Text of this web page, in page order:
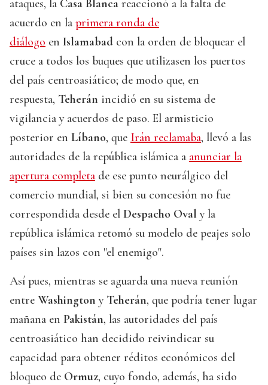
ataques, la Casa Blanca reaccionó a la falta de
acuerdo en la primera ronda de
diálogo en Islamabad con la orden de bloquear el
cruce a todos los buques que utilizasen los puertos
del país centroasiático; de modo que, en
respuesta, Teherán incidió en su sistema de
vigilancia y acuerdos de paso. El armisticio
posterior en Líbano, que Irán reclamaba, llevó a las
autoridades de la república islámica a anunciar la
apertura completa de ese punto neurálgico del
comercio mundial, si bien su concesión no fue
correspondida desde el Despacho Oval y la
república islámica retomó su modelo de peajes solo
países sin lazos con "el enemigo".
Así pues, mientras se aguarda una nueva reunión
entre Washington y Teherán, que podría tener lugar
mañana en Pakistán, las autoridades del país
centroasiático han decidido reivindicar su
capacidad para obtener réditos económicos del
bloqueo de Ormuz, cuyo fondo, además, ha sido